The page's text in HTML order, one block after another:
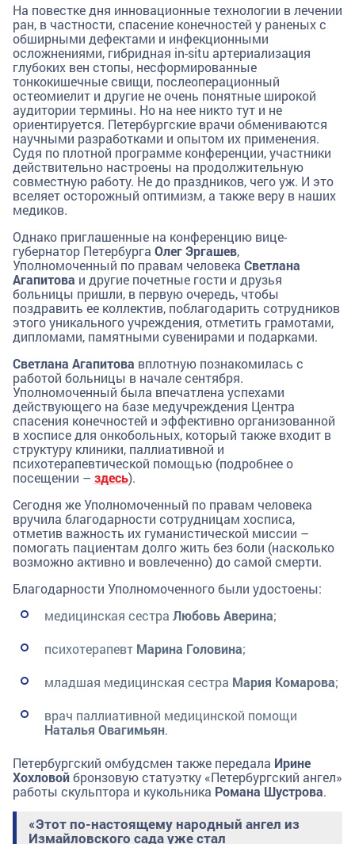
На повестке дня инновационные технологии в лечении
ран, в частности, спасение конечностей у раненых с
обширными дефектами и инфекционными
осложнениями, гибридная in-situ артериализация
глубоких вен стопы, несформированные
тонкокишечные свищи, послеоперационный
остеомиелит и другие не очень понятные широкой
аудитории термины. Но на нее никто тут и не
ориентируется. Петербургские врачи обмениваются
научными разработками и опытом их применения.
Судя по плотной программе конференции, участники
действительно настроены на продолжительную
совместную работу. Не до праздников, чего уж. И это
вселяет осторожный оптимизм, а также веру в наших
медиков.
Однако приглашенные на конференцию вице-
губернатор Петербурга Олег Эргашев,
Уполномоченный по правам человека Светлана
Агапитова и другие почетные гости и друзья
больницы пришли, в первую очередь, чтобы
поздравить ее коллектив, поблагодарить сотрудников
этого уникального учреждения, отметить грамотами,
дипломами, памятными сувенирами и подарками.
Светлана Агапитова вплотную познакомилась с
работой больницы в начале сентября.
Уполномоченный была впечатлена успехами
действующего на базе медучреждения Центра
спасения конечностей и эффективно организованной
в хосписе для онкобольных, который также входит в
структуру клиники, паллиативной и
психотерапевтической помощью (подробнее о
посещении – здесь).
Сегодня же Уполномоченный по правам человека
вручила благодарности сотрудницам хосписа,
отметив важность их гуманистической миссии –
помогать пациентам долго жить без боли (насколько
возможно активно и вовлеченно) до самой смерти.
Благодарности Уполномоченного были удостоены:
медицинская сестра Любовь Аверина;
психотерапевт Марина Головина;
младшая медицинская сестра Мария Комарова;
врач паллиативной медицинской помощи
Наталья Овагимьян.
Петербургский омбудсмен также передала Ирине
Хохловойбронзовую статуэтку «Петербургский ангел»
работы скульптора и кукольника Романа Шустрова.
«Этот по-настоящему народный ангел из
Измайловского сада уже стал